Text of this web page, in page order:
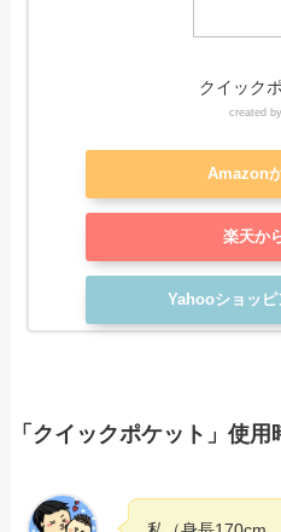
クイック
created by
Amazon
楽天か
Yahooショッ
「クイックポケット」使